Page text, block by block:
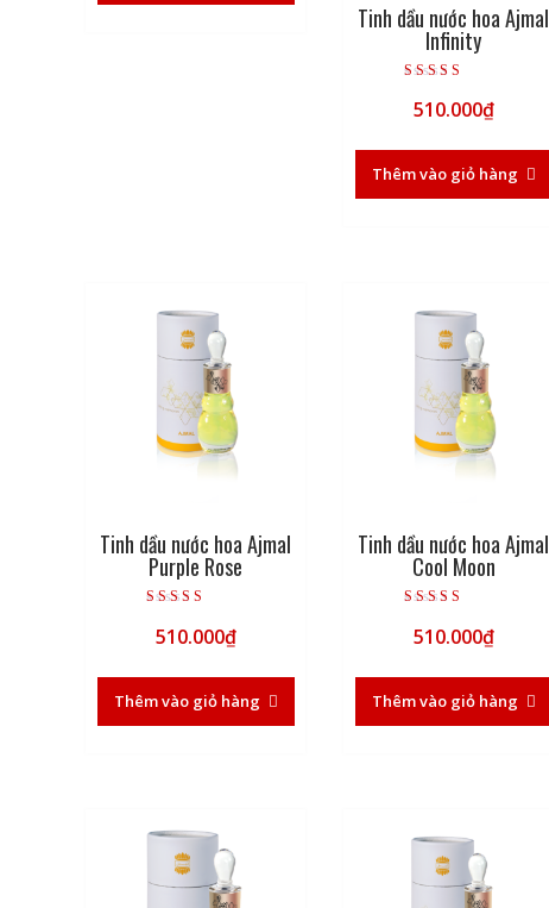
Tinh dầu nước hoa Ajmal
Infinity
5.00
5 sao
510.000₫
Thêm vào giỏ hàng
Tinh dầu nước hoa Ajmal
Purple Rose
5.00
5 sao
510.000₫
Thêm vào giỏ hàng
Tinh dầu nước hoa Ajmal
Cool Moon
5.00
5 sao
510.000₫
Thêm vào giỏ hàng